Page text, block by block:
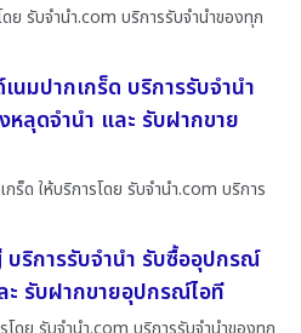
ย รับจํานํา.com บริการรับจำนำของทุก
นมปากเกร็ด บริการรับจำนำ
ลุดจำนำ และ รับฝากขาย
ร็ด ให้บริการโดย รับจํานํา.com บริการ
ริการรับจำนำ รับซื้ออุปกรณ์
ะ รับฝากขายอุปกรณ์ไอที